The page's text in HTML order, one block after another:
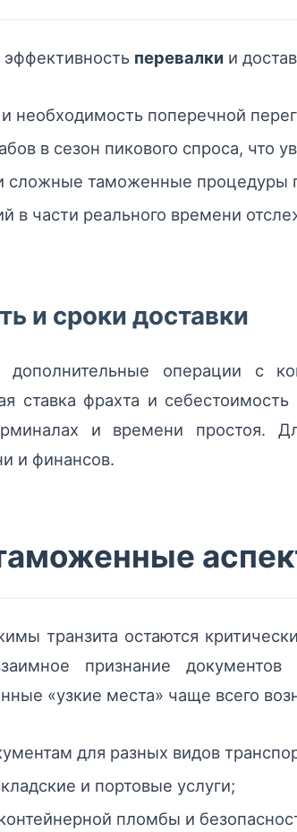
перевалки и
необходимость поперечной
в сезон пикового спроса, что
сложные таможенные процедуры
в части реального времени
и сроки доставки
дополнительные операции с
ставка фрахта и
и времени простоя.
и финансов.
транзита остаются
признание
«узкие места» чаще всего
для разных видов
и портовые услуги;
пломбы и